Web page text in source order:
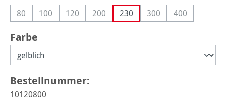
80(Diese Option ist zurzeit nicht verfügbar.)
100(Diese Option ist zurzeit nicht verfügbar.)
120(Diese Option ist zurzeit nicht verfügbar.)
200(Diese Option ist zurzeit nicht
230 300(Diese Option ist
400(Diese
Farbe
Bestellnummer:
10120800